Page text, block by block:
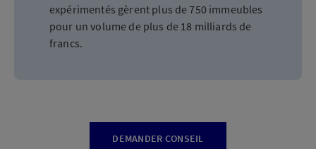
expérimentés gèrent plus de 750 immeubles
pour un volume de plus de 18 milliards de
francs.
DEMANDER CONSEIL